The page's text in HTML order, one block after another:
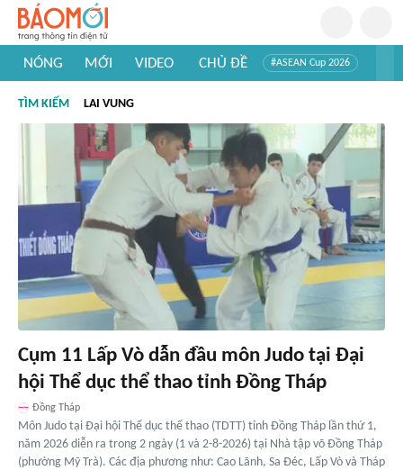
NÓNG MỚI VIDEO CHỦ ĐỀ #ASEAN Cup 2026
#Khám phá thế giới
TÌM KIẾM LAI VUNG
Cụm 11 Lấp Vò dẫn đầu môn Judo tại Đại
hội Thể dục thể thao tỉnh Đồng Tháp
Đồng Tháp
Môn Judo tại Đại hội Thể dục thể thao (TDTT) tỉnh Đồng Tháp lần thứ 1,
năm 2026 diễn ra trong 2 ngày (1 và 2-8-2026) tại Nhà tập võ Đồng Tháp
(phường Mỹ Trà). Các địa phương như: Cao Lãnh, Sa Đéc, Lấp Vò và Tháp